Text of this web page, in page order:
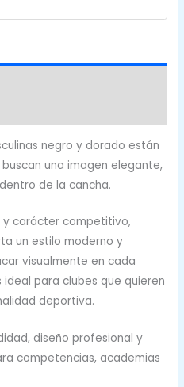
negro y dorado están
una imagen elegante,
de la cancha.
y carácter competitivo,
un estilo moderno y
visualmente en cada
para clubes que quieren
deportiva.
diseño profesional y
competencias, academias